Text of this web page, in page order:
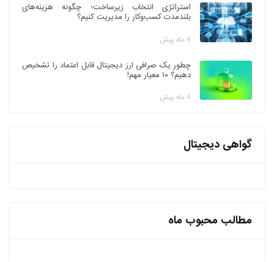
استراتژی انتخاب زیرساخت؛ چگونه هزینه‌های
بلندمدت کسب‌وکار را مدیریت کنیم؟
۷ ماه پیش
چطور یک صرافی ارز دیجیتال قابل اعتماد را تشخیص
دهیم؟ ۱۰ معیار مهم!
۸ ماه پیش
گواهی دیجیتال
مطالب محبوب ماه